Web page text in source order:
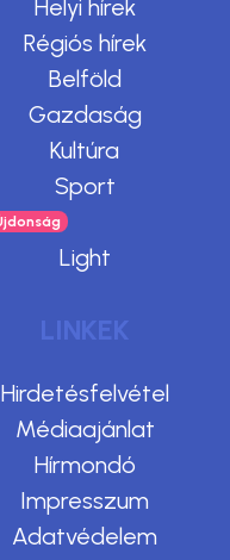
Helyi hírek
Régiós hírek
Belföld
Gazdaság
Kultúra
Sport
Light
LINKEK
Hirdetésfelvétel
Médiaajánlat
Hírmondó
Impresszum
Adatvédelem